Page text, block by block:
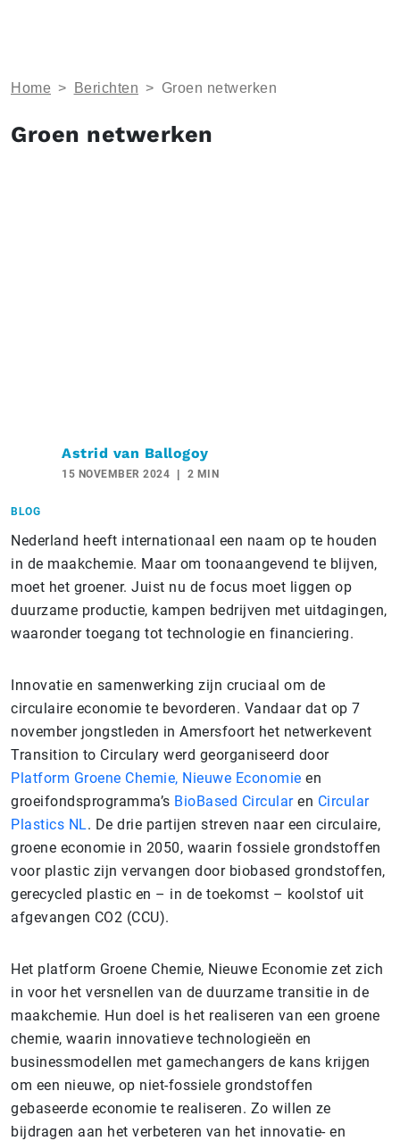
Home > Berichten > Groen netwerken
Groen netwerken
Astrid van Ballogoy
15 NOVEMBER 2024 2 MIN
BLOG
Nederland heeft internationaal een naam op te houden
in de maakchemie. Maar om toonaangevend te blijven,
moet het groener. Juist nu de focus moet liggen op
duurzame productie, kampen bedrijven met uitdagingen,
waaronder toegang tot technologie en financiering.
Innovatie en samenwerking zijn cruciaal om de
circulaire economie te bevorderen. Vandaar dat op 7
november jongstleden in Amersfoort het netwerkevent
Transition to Circulary werd georganiseerd door
Platform Groene Chemie, Nieuwe Economie en
groeifondsprogramma’s BioBased Circularen Circular
Plastics NL. De drie partijen streven naar een circulaire,
groene economie in 2050, waarin fossiele grondstoffen
voor plastic zijn vervangen door biobased grondstoffen,
gerecycled plastic en – in de toekomst – koolstof uit
afgevangen CO2 (CCU).
Het platform Groene Chemie, Nieuwe Economie zet zich
in voor het versnellen van de duurzame transitie in de
maakchemie. Hun doel is het realiseren van een groene
chemie, waarin innovatieve technologieën en
businessmodellen met gamechangers de kans krijgen
om een nieuwe, op niet-fossiele grondstoffen
gebaseerde economie te realiseren. Zo willen ze
bijdragen aan het verbeteren van het innovatie- en